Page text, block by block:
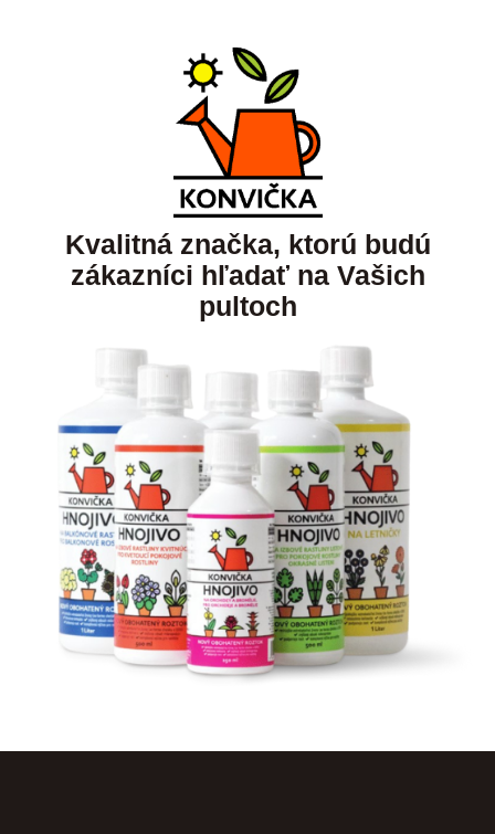
Kvalitná značka, ktorú budú
zákazníci hľadať na Vašich
pultoch